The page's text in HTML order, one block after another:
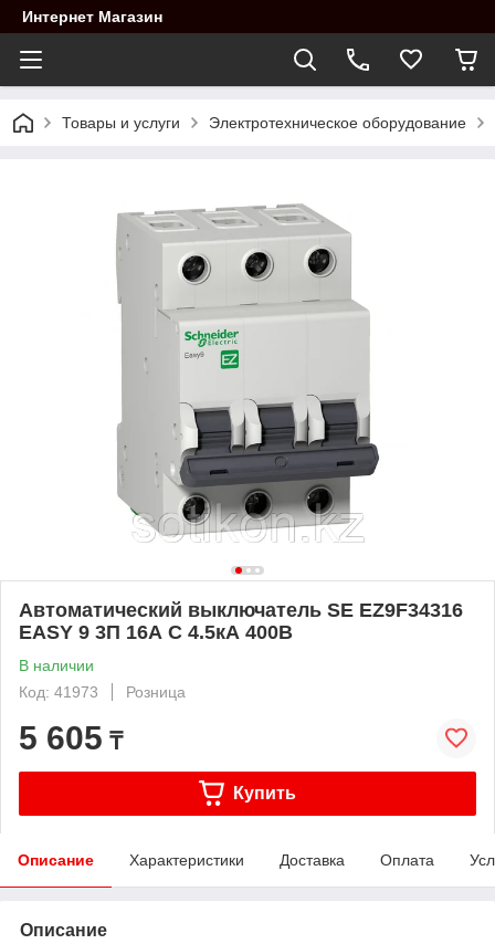
Интернет Магазин
Товары и услуги Электротехническое оборудование
Автоматический выключатель SE EZ9F34316
EASY 9 3П 16А С 4.5кА 400В
В наличии
Код: 41973
Розница
5 605 ₸
Купить
Описание Характеристики Доставка Оплата
Описание